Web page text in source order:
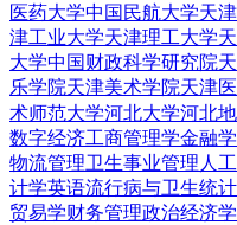
医药大学中国民航大学天
津工业大学天津理工大学
大学中国财政科学研究院
乐学院天津美术学院天津
术师范大学河北大学河北
数字经济工商管理学金融学
物流管理卫生事业管理 人
计学英语流行病与卫生统
贸易学财务管理政治经济学